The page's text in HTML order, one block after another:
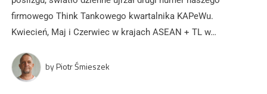
firmowego Think Tankowego kwartalnika KAPeWu.
Kwiecień, Maj i Czerwiec w krajach ASEAN + TL w…
byPiotr Śmieszek